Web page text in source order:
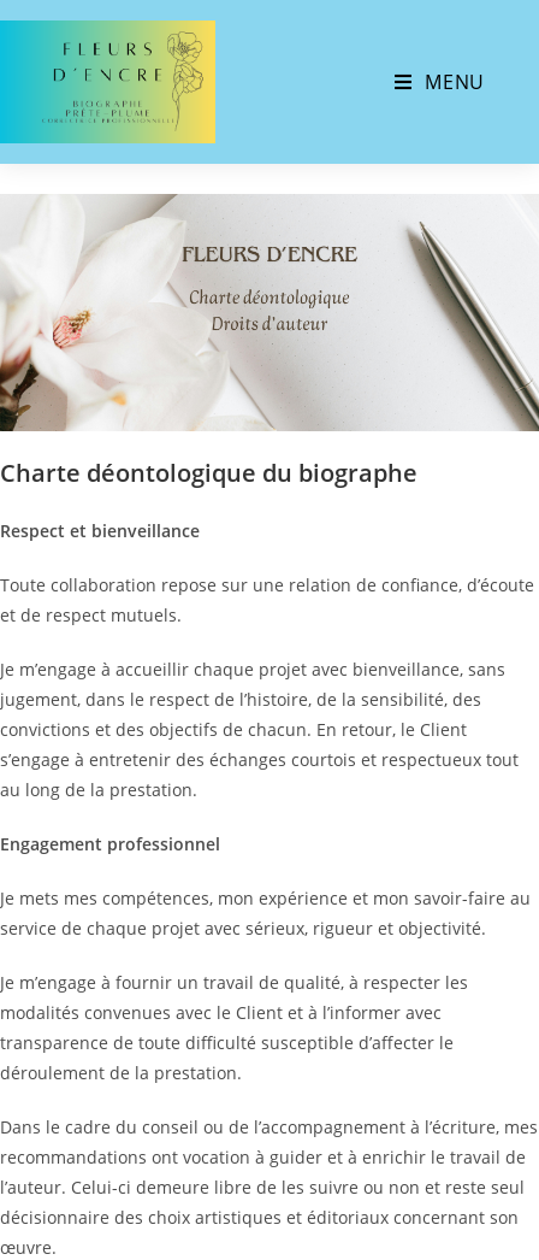
MENU
Charte déontologique du biographe
Respect et bienveillance
Toute collaboration repose sur une relation de confiance, d’écoute
et de respect mutuels.
Je m’engage à accueillir chaque projet avec bienveillance, sans
jugement, dans le respect de l’histoire, de la sensibilité, des
convictions et des objectifs de chacun. En retour, le Client
s’engage à entretenir des échanges courtois et respectueux tout
au long de la prestation.
Engagement professionnel
Je mets mes compétences, mon expérience et mon savoir-faire au
service de chaque projet avec sérieux, rigueur et objectivité.
Je m’engage à fournir un travail de qualité, à respecter les
modalités convenues avec le Client et à l’informer avec
transparence de toute difficulté susceptible d’affecter le
déroulement de la prestation.
Dans le cadre du conseil ou de l’accompagnement à l’écriture, mes
recommandations ont vocation à guider et à enrichir le travail de
l’auteur. Celui-ci demeure libre de les suivre ou non et reste seul
décisionnaire des choix artistiques et éditoriaux concernant son
œuvre.